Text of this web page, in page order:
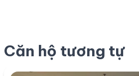
Căn hộ tương tự